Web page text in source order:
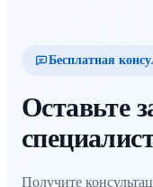
Бесплатная
Оставьте
Получите